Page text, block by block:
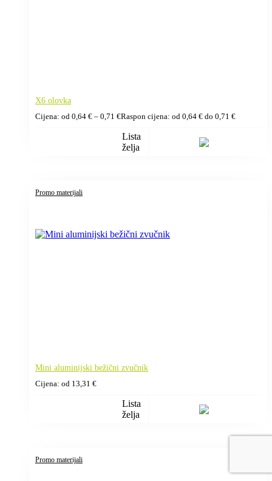
X6 olovka
Cijena: od 0,64 € – 0,71 €Raspon cijena: od 0,64 € do 0,71 €
Lista
želja
Promo materijali
Mini aluminijski bežični zvučnik
Cijena: od 13,31 €
Lista
želja
Promo materijali